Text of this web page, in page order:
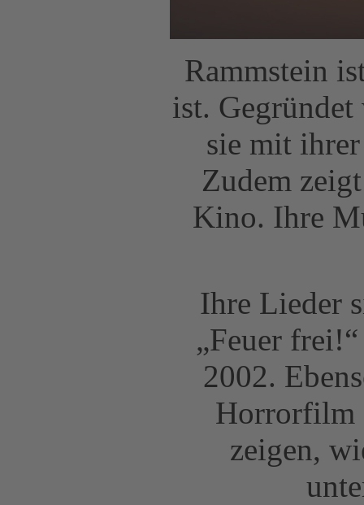
Rammstein
ist.
sie mit
Zudem
Kino. Ihre
Ihre Lieder
„Feuer
2002.
Horrorfilm
zeigen,